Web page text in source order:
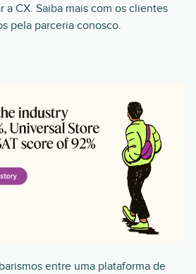
a CX. Saiba mais com os clientes
pela parceria conosco.
entre uma plataforma de